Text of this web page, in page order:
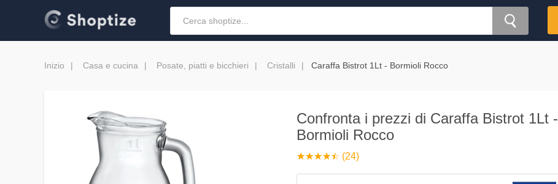
Inizio Casa e cucina Posate, piatti e bicchieri Cristalli Caraffa Bistrot 1Lt - Bormioli Rocco
Confronta i prezzi di Caraffa Bistrot 1Lt -
Bormioli Rocco
☆☆☆☆☆
★★★★★ (24)